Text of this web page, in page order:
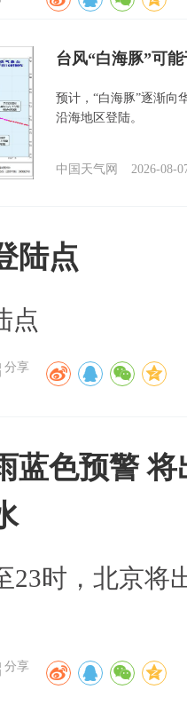
台风“白海豚”可
预计，“白海豚”逐渐向
沿海地区登陆。
中国天气网 2026-08-
陆点
点
分享
蓝色预警
23时，北京将
分享